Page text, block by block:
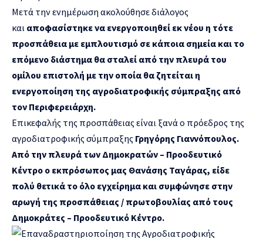
Μετά την ενημέρωση ακολούθησε διάλογος
και αποφασίστηκε να ενεργοποιηθεί εκ νέου η τότε
προσπάθεια με εμπλουτισμό σε κάποια σημεία και το
επόμενο διάστημα θα σταλεί από την πλευρά του
ομίλου επιστολή με την οποία θα ζητείται η
ενεργοποίηση της αγροδιατροφικής σύμπραξης από
τον Περιφερειάρχη.
Επικεφαλής της προσπάθειας είναι ξανά ο πρόεδρος της
αγροδιατροφικής σύμπραξης Γρηγόρης Γιαννόπουλος.
Από την πλευρά των Δημοκρατών – Προοδευτικό
Κέντρο ο εκπρόσωπος μας Θανάσης Ταγάρας, είδε
πολύ θετικά το όλο εγχείρημα και συμφώνησε στην
αρωγή της προσπάθειας / πρωτοβουλίας από τους
Δημοκράτες – Προοδευτικό Κέντρο.